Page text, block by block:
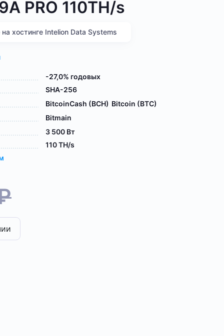
PRO 110TH/s
хостинге Intelion Data Systems
-27,0% годовых
SHA-256
BitcoinCash (BCH) Bitcoin (BTC)
Bitmain
3 500 Вт
110 TH/s